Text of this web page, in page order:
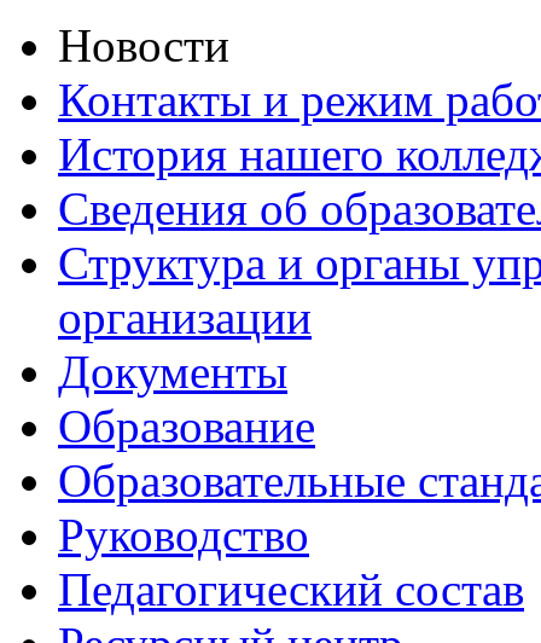
Новости
Контакты и режим
История нашего
Сведения об
Структура и органы
организации
Документы
Образование
Образовательные
Руководство
Педагогический состав